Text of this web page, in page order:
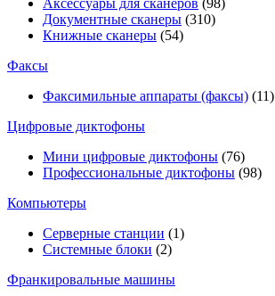
Аксессуары для сканеров (98)
Документные сканеры (310)
Книжные сканеры (54)
Факсы
Факсимильные аппараты (факсы) (11)
Цифровые диктофоны
Мини цифровые диктофоны (76)
Профессиональные диктофоны (98)
Компьютеры
Серверные станции (1)
Системные блоки (2)
Франкировальные машины